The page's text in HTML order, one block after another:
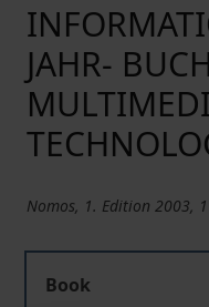
JAHR-
Nomos, 1. Edition 2003,
Book